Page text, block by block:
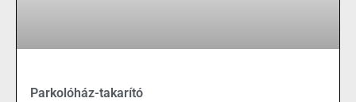
Parkolóház-takarító